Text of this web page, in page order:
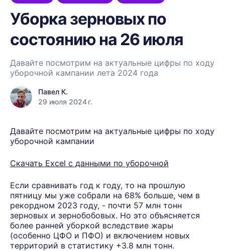
Уборка зерновых по
состоянию на 26 июля
Давайте посмотрим на актуальные цифры по ходу
уборочной кампании лета 2024 года
Павел К.
29 июля 2024 г.
Давайте посмотрим на актуальные цифры по ходу
уборочной кампании
Скачать Excel с данными по уборочной
Если сравнивать год к году, то на прошлую
пятницу мы уже собрали на 68% больше, чем в
рекордном 2023 году, - почти 57 млн тонн
зерновых и зернобобовых. Но это объясняется
более ранней уборкой вследствие жары
(особенно ЦФО и ПФО) и включением новых
территорий в статистику +3.8 млн тонн.